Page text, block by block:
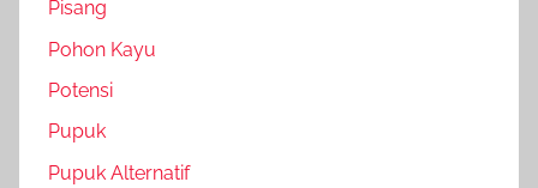
Pisang
Pohon Kayu
Potensi
Pupuk
Pupuk Alternatif